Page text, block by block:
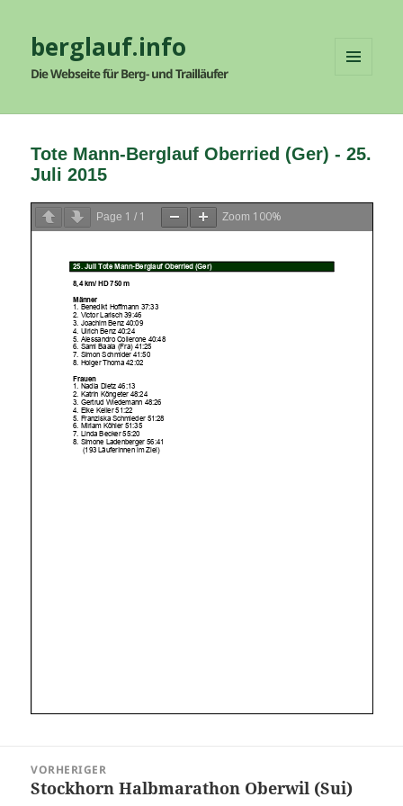
berglauf.info
Die Webseite für Berg- und Trailläufer
WIDGETS
Tote Mann-Berglauf Oberried (Ger) - 25.
Juli 2015
Page 1 / 1 Zoom 100%
VORHERIGER
Vorheriger
Stockhorn Halbmarathon Oberwil (Sui)